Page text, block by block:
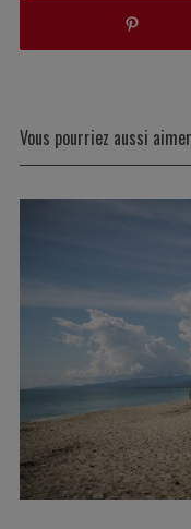
Vous pourriez aussi aimer